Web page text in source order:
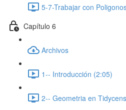
5-7-Trabajar con
Capítulo 6
Archivos
1-- Introducción (2:05)
2-- Geometria en